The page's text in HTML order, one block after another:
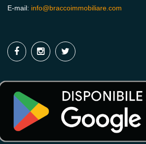
E-mail: info@braccoimmobiliare.com